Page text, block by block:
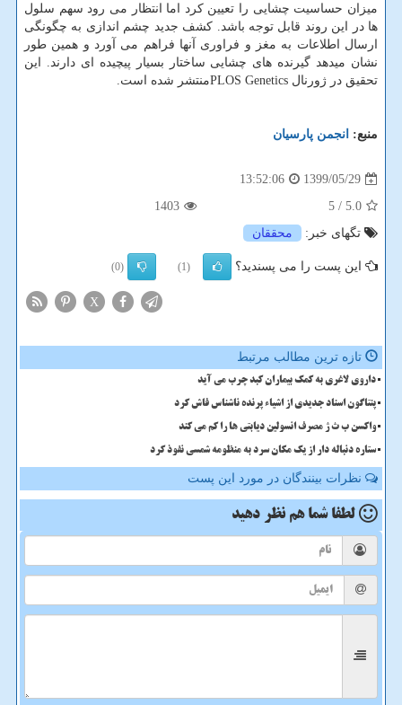
میزان حساسیت چشایی را تعیین کرد اما انتظار می رود سهم سلول
ها در این روند قابل توجه باشد. کشف جدید چشم اندازی به چگونگی
ارسال اطلاعات به مغز و فراوری آنها فراهم می آورد و همین طور
نشان میدهد گیرنده های چشایی ساختار بسیار پیچیده ای دارند. این
تحقیق در ژورنال PLOS Geneticsمنتشر شده است.
منبع: انجمن پارسیان
1399/05/29
13:52:06
5.0
/ 5
1403
تگهای خبر:
محققان
این پست را می پسندید؟ (1)
(0)
X
تازه ترین مطالب مرتبط
داروی لاغری به کمک بیماران کبد چرب می آید
پنتاگون اسناد جدیدی از اشیاء پرنده ناشناس فاش کرد
واکسن ب ث ژ مصرف انسولین دیابتی ها را کم می کند
ستاره دنباله دار از یک مکان سرد به منظومه شمسی نفوذ کرد
نظرات بینندگان در مورد این پست
لطفا شما هم نظر دهید